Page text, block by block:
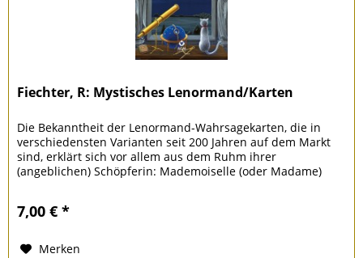
Fiechter, R: Mystisches Lenormand/Karten
Die Bekanntheit der Lenormand-Wahrsagekarten, die in
verschiedensten Varianten seit 200 Jahren auf dem Markt
sind, erklärt sich vor allem aus dem Ruhm ihrer
(angeblichen) Schöpferin: Mademoiselle (oder Madame)
7,00 € *
Merken